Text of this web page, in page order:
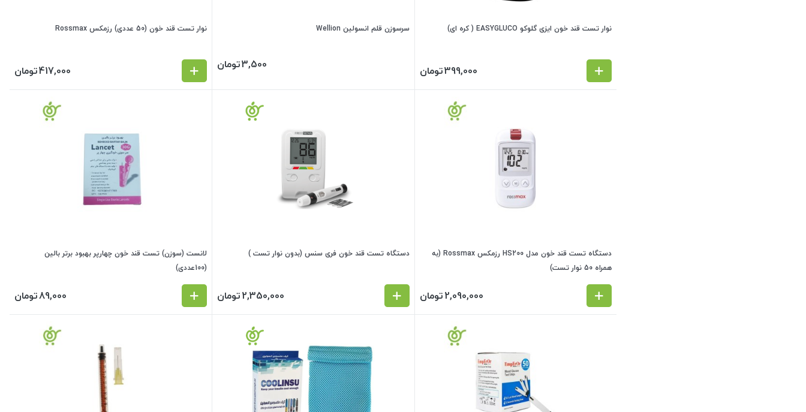
نوار تست قند خون ایزی گلوکو EASYGLUCO ( کره ای)
399,000تومان
سرسوزن قلم انسولین Wellion
3,500تومان
نوار تست قند خون (50 عددی) رزمکس Rossmax
417,000تومان
دستگاه تست قند خون مدل HS200 رزمکس Rossmax (به
همراه 50 نوار تست)
2,090,000تومان
دستگاه تست قند خون فری سنس (بدون نوار تست )
2,350,000تومان
لانست (سوزن) تست قند خون چهارپر بهبود برتر بالین
(100عددی)
89,000تومان